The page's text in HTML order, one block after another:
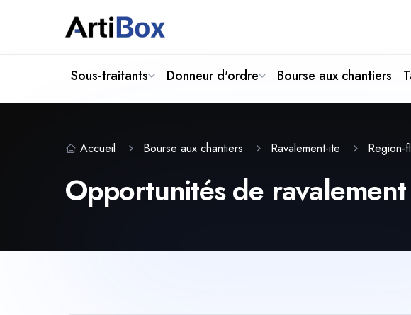
Sous-traitants Donneur d'ordre Bourse aux chantiers
Accueil Bourse aux chantiers Ravalement-ite Region-
Opportunités de